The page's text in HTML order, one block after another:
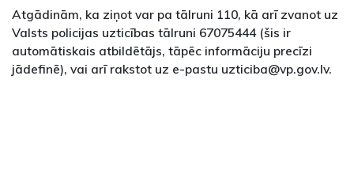
Atgādinām, ka ziņot var pa tālruni 110, kā arī zvanot uz
Valsts policijas uzticības tālruni 67075444 (šis ir
automātiskais atbildētājs, tāpēc informāciju precīzi
jādefinē), vai arī rakstot uz e-pastu uzticiba@vp.gov.lv.